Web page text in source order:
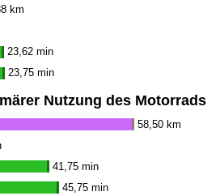
km
23,62 min
23,75 min
Nutzung des Motorrads
58,50 km
41,75 min
45,75 min